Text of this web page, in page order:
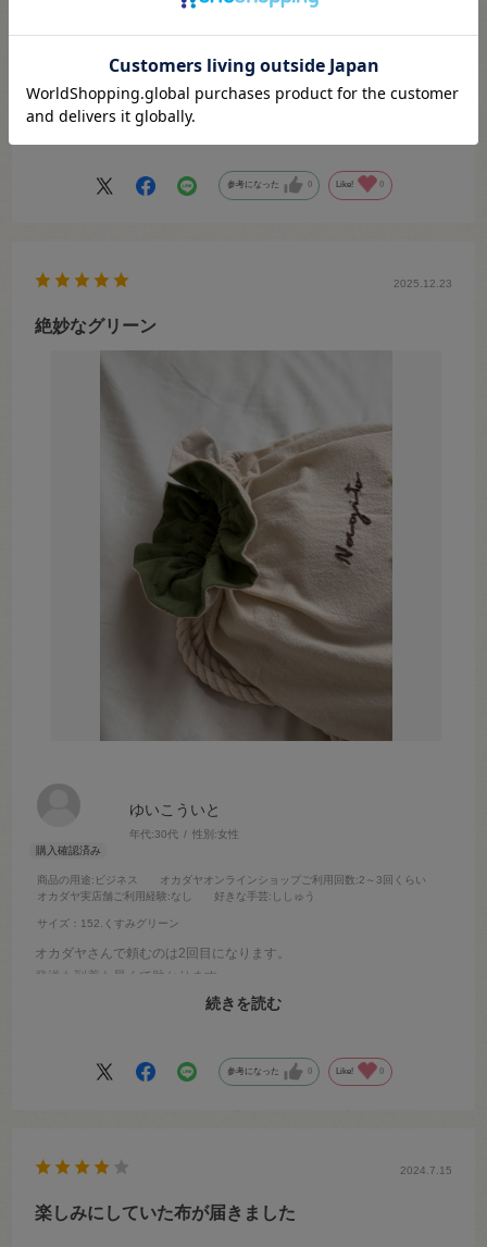
K
サイズ：266.ネイビー
参考になった 0 Like! 0
ゆいこういと
年代:30代 性別:女性
商品の用途:ビジネス オカダヤオンラインショップご利用回数:2～3回くらい
オカダヤ実店舗ご利用経験:なし 好きな手芸:ししゅう
サイズ：152.くすみグリーン
2025.12.23
絶妙なグリーン
オカダヤさんで頼むのは2回目になります。
発送も到着も早くて助かります。
生地も10センチから注文できるので嬉しいです。
続きを読む
参考になった 0 Like! 0
2024.7.15
楽しみにしていた布が届きました